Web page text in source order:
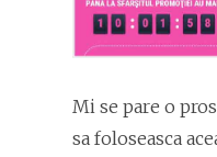
Mi se pare o
sa foloseasca